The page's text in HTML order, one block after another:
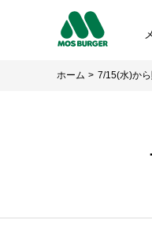
ホーム 7/15(水)か